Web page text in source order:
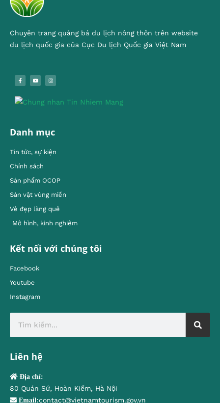
Chuyên trang quảng bá du lịch nông thôn trên website
du lịch quốc gia của Cục Du lịch Quốc gia Việt Nam
Danh mục
Tin tức, sự kiện
Chính sách
Sản phẩm OCOP
Sản vật vùng miền
Vẻ đẹp làng quê
Mô hình, kinh nghiêm
Kết nối với chúng tôi
Facebook
Youtube
Instagram
Liên hệ
Địa chỉ:
80 Quán Sứ, Hoàn Kiếm, Hà Nội
Email:contact@vietnamtourism.gov.vn